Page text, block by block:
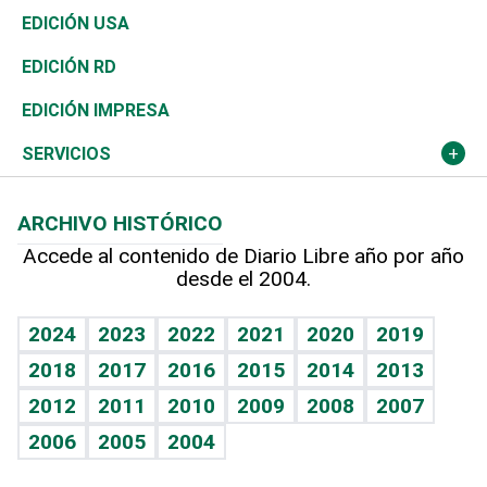
Reportajes
África
Ocenanía
Caribe
Resto del mundo
Vivienda
Telecom.
Global y variable
Economía personal
Buena Vida
Sociales
Novedades
Podcast Arte Libre
Hablando con el pediatra
Vida y familia
Eñe
Celebrando la vida
Sin complejos
Ciclismo
Tenis
Olimpismo
Más deportes
Línea de hit
TBT Deportivo
En Directo
El Espía
Noticiero Poteleche
Columnistas
Más firmas
Tecnología
Historia
Martes de tecnología
Cambio climático
Economía
Revista
Deportes
Opinión
Hecho en casa
Guía del dinero
EDICIÓN USA
EDICIÓN RD
EDICIÓN IMPRESA
SERVICIOS
Cumpleaños
Horóscopos
Crucigramas
ARCHIVO HISTÓRICO
Accede al contenido de Diario Libre año por año
desde el 2004.
2024 2023 2022 2021 2020
2019
2018
2017 2016 2015 2014
2013
2012
2011 2010 2009 2008
2007
2006
2005 2004